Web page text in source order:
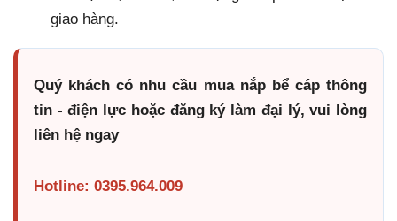
giao hàng.
Quý khách có nhu cầu mua nắp bể cáp thông
tin - điện lực hoặc đăng ký làm đại lý, vui lòng
liên hệ ngay
Hotline: 0395.964.009